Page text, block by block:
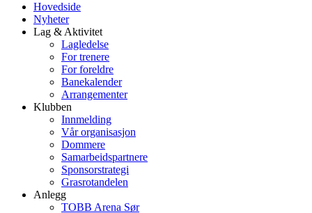
Hovedside
Nyheter
Lag & Aktivitet
Lagledelse
For trenere
For foreldre
Banekalender
Arrangementer
Klubben
Innmelding
Vår organisasjon
Dommere
Samarbeidspartnere
Sponsorstrategi
Grasrotandelen
Anlegg
TOBB Arena Sør